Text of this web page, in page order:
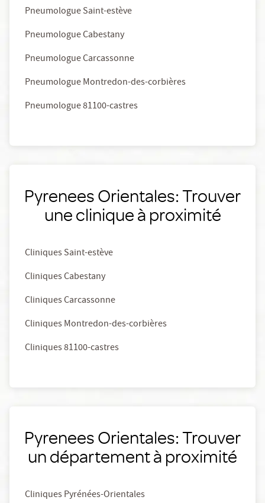
Pneumologue Saint-estève
Pneumologue Cabestany
Pneumologue Carcassonne
Pneumologue Montredon-des-corbières
Pneumologue 81100-castres
Pyrenees Orientales: Trouver
une clinique à proximité
Cliniques Saint-estève
Cliniques Cabestany
Cliniques Carcassonne
Cliniques Montredon-des-corbières
Cliniques 81100-castres
Pyrenees Orientales: Trouver
un département à proximité
Cliniques Pyrénées-Orientales